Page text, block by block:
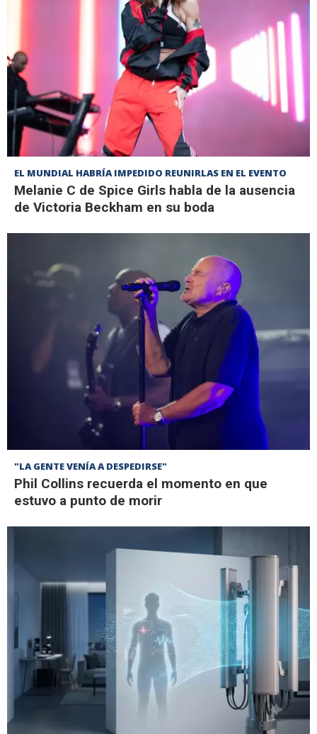
EL MUNDIAL HABRÍA IMPEDIDO REUNIRLAS EN EL EVENTO
Melanie C de Spice Girls habla de la ausencia
de Victoria Beckham en su boda
"LA GENTE VENÍA A DESPEDIRSE"
Phil Collins recuerda el momento en que
estuvo a punto de morir